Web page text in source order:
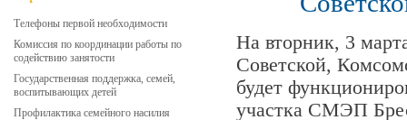
Телефоны первой необходимости
Комиссия по координации работы по
содействию занятости
Государственная поддержка, семей,
воспитывающих детей
Профилактика семейного насилия
На вторник, 3
Советской,
будет
участка СМЭП